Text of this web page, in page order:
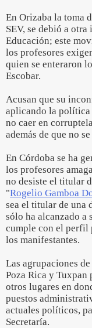
En Orizaba la toma
SEV, se debió a
Educación; este
los profesores
quien se enteraron
Escobar.
Acusan que su
aplicando la política
no caer en
además de que no
En Córdoba se ha
los profesores
no desiste el titular
"Rogelio Gamboa
sea el titular de una
sólo ha alcanzado a
cumple con el perfil
los manifestantes.
Las agrupaciones
Poza Rica y Tuxpan
otros lugares en
puestos
actuales políticos,
Secretaría.